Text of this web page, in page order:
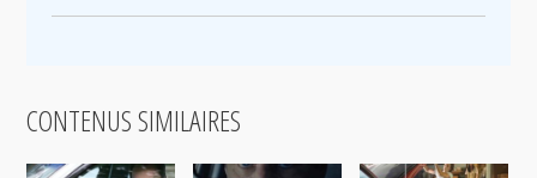
CONTENUS SIMILAIRES